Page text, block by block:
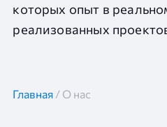
которых опыт в
реализованных
Главная / О нас